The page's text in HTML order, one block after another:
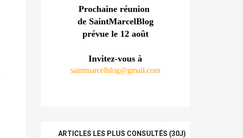
Prochaine réunion
de SaintMarcelBlog
prévue le 12 août
Invitez-vous à
saintmarcelblog@gmail.com
ARTICLES LES PLUS CONSULTÉS (30J)